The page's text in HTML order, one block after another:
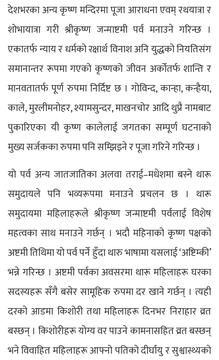
देशभरका अन्य कृष्ण मन्दिरमा पूजा आराधना एवम् रथयात्रा र
शोभायात्रा गरी श्रीकृष्ण जन्माष्टमी पर्व मनाउने गरिन्छ ।
एकातर्फ न्याय र धर्मको रक्षार्थ विनाश अनि युद्धको नियतिसंग
समानान्तर रूपमा गएको कृष्णको जीवन अर्कोतर्फ शान्ति र
मानवतातर्फ पूर्ण रुपमा निर्दिष्ट छ । गोविन्द, कान्हा, कन्हैया,
काले, मुरलीमनोहर, श्यामसुन्दर, माखनचोर आदि थुप्रै नामबाट
पुकारिएका यी कृष्ण कालेलाई जगतका सम्पूर्ण घटनाको
मुख्य सर्जकका रुपमा पनि सम्झिइने र पूजा गरिने गरिन्छ ।
यो पर्व अन्य जातजातिका अलवा तराई–मधेशमा बस्ने थारू
समुदायले पनि भव्यरूपमा मनाउने प्रचलन छ । थारू
समुदायमा महिलाहरूले श्रीकृष्ण जन्माष्टमी पर्वलाई विशेष
महत्वका साथ मनाउने गर्छन् । भदौ महिनाको कृष्ण पक्षको
अष्टमी तिथिमा यो पर्व पर्ने हुँदा थारु भाषामा यसलाई ‘अष्टिम्की’
भन्ने गरिन्छ । अष्टमी पर्वका अवसरमा थारू महिलाहरू घरका
सदस्यहरू सँगै बसेर सामूहिक रुपमा दर खाने गर्छन् । त्यही
दरको आडमा किशोरी तथा महिलाहरू दिनभर निराहार व्रत
बस्छन् । किशोरीहरू योग्य वर पाउने कामनासहित व्रत बस्छन्
भने विवाहित महिलाहरू आफ्नो पतिको दीर्घायु र सुश्वास्थ्यको